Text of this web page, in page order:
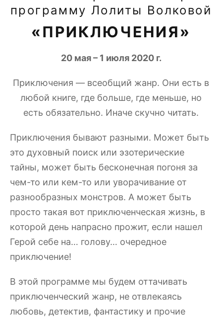
программу Лолиты Волковой
«ПРИКЛЮЧЕНИЯ»
20 мая – 1 июля 2020 г.
Приключения — всеобщий жанр. Они есть в
любой книге, где больше, где меньше, но
есть обязательно. Иначе скучно читать.
Приключения бывают разными. Может быть
это духовный поиск или эзотерические
тайны, может быть бесконечная погоня за
чем-то или кем-то или уворачивание от
разнообразных монстров. А может быть
просто такая вот приключенческая жизнь, в
которой день напрасно прожит, если нашел
Герой себе на… голову… очередное
приключение!
В этой программе мы будем оттачивать
приключенческий жанр, не отвлекаясь
любовь, детектив, фантастику и прочие